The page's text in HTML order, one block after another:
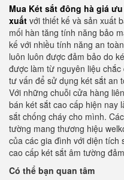
Mua Két sắt đông hà giá
xuất với thiết kế và sản xuất
mối hàn tăng tính năng bảo
kế với nhiều tính năng an
luôn luôn được đảm bảo do
được làm từ nguyên liệu
tư vấn để sử dụng két sắt an
Với những chuỗi cửa hàng
bán két sắt cao cấp hiện nay
sắt chống cháy cho mình.
tường mang thương hiệu
của các gia đình với diện tích
cao cấp két sắt âm tường
Có thể bạn quan tâm